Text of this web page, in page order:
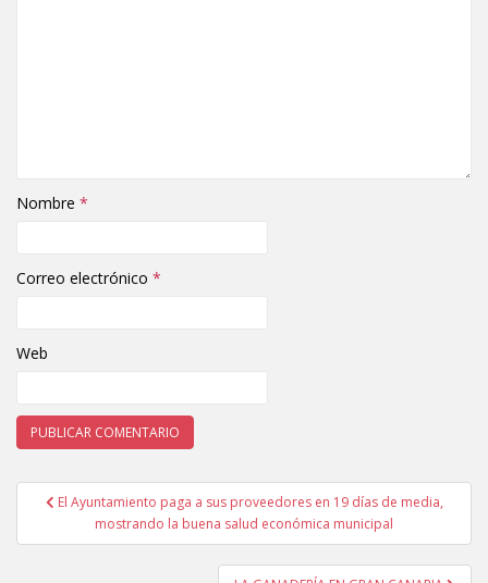
Nombre *
Correo electrónico *
Web
Navegación de entradas
El Ayuntamiento paga a sus proveedores en 19 días de media,
mostrando la buena salud económica municipal